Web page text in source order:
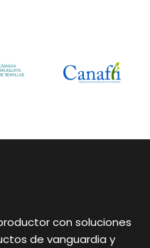
con soluciones
de vanguardia y